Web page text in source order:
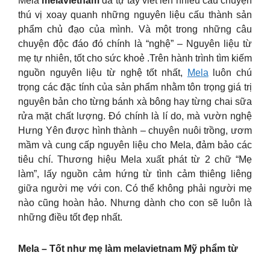
thú vị xoay quanh những nguyên liệu cấu thành sản
phẩm chủ đạo của mình. Và một trong những câu
chuyện độc đáo đó chính là “nghệ” – Nguyên liệu từ
mẹ tự nhiên, tốt cho sức khoẻ .Trên hành trình tìm kiếm
nguồn nguyên liệu từ nghệ tốt nhất,
Mela luôn chú
trọng các đặc tính của sản phẩm nhằm tôn trọng giá trị
nguyên bản cho từng bánh xà bông hay từng chai sữa
rửa mặt chất lượng. Đó chính là lí do, mà vườn nghệ
Hưng Yên được hình thành – chuyên nuôi trồng, ươm
mầm và cung cấp nguyên liệu cho Mela, đảm bảo các
tiêu chí. Thương hiệu Mela xuất phát từ 2 chữ “Mẹ
làm”, lấy nguồn cảm hứng từ tình cảm thiêng liêng
giữa người mẹ với con. Có thể không phải người mẹ
nào cũng hoàn hảo. Nhưng dành cho con sẽ luôn là
những điều tốt đẹp nhất.
Mela – Tốt như mẹ làm melavietnam Mỹ phẩm từ